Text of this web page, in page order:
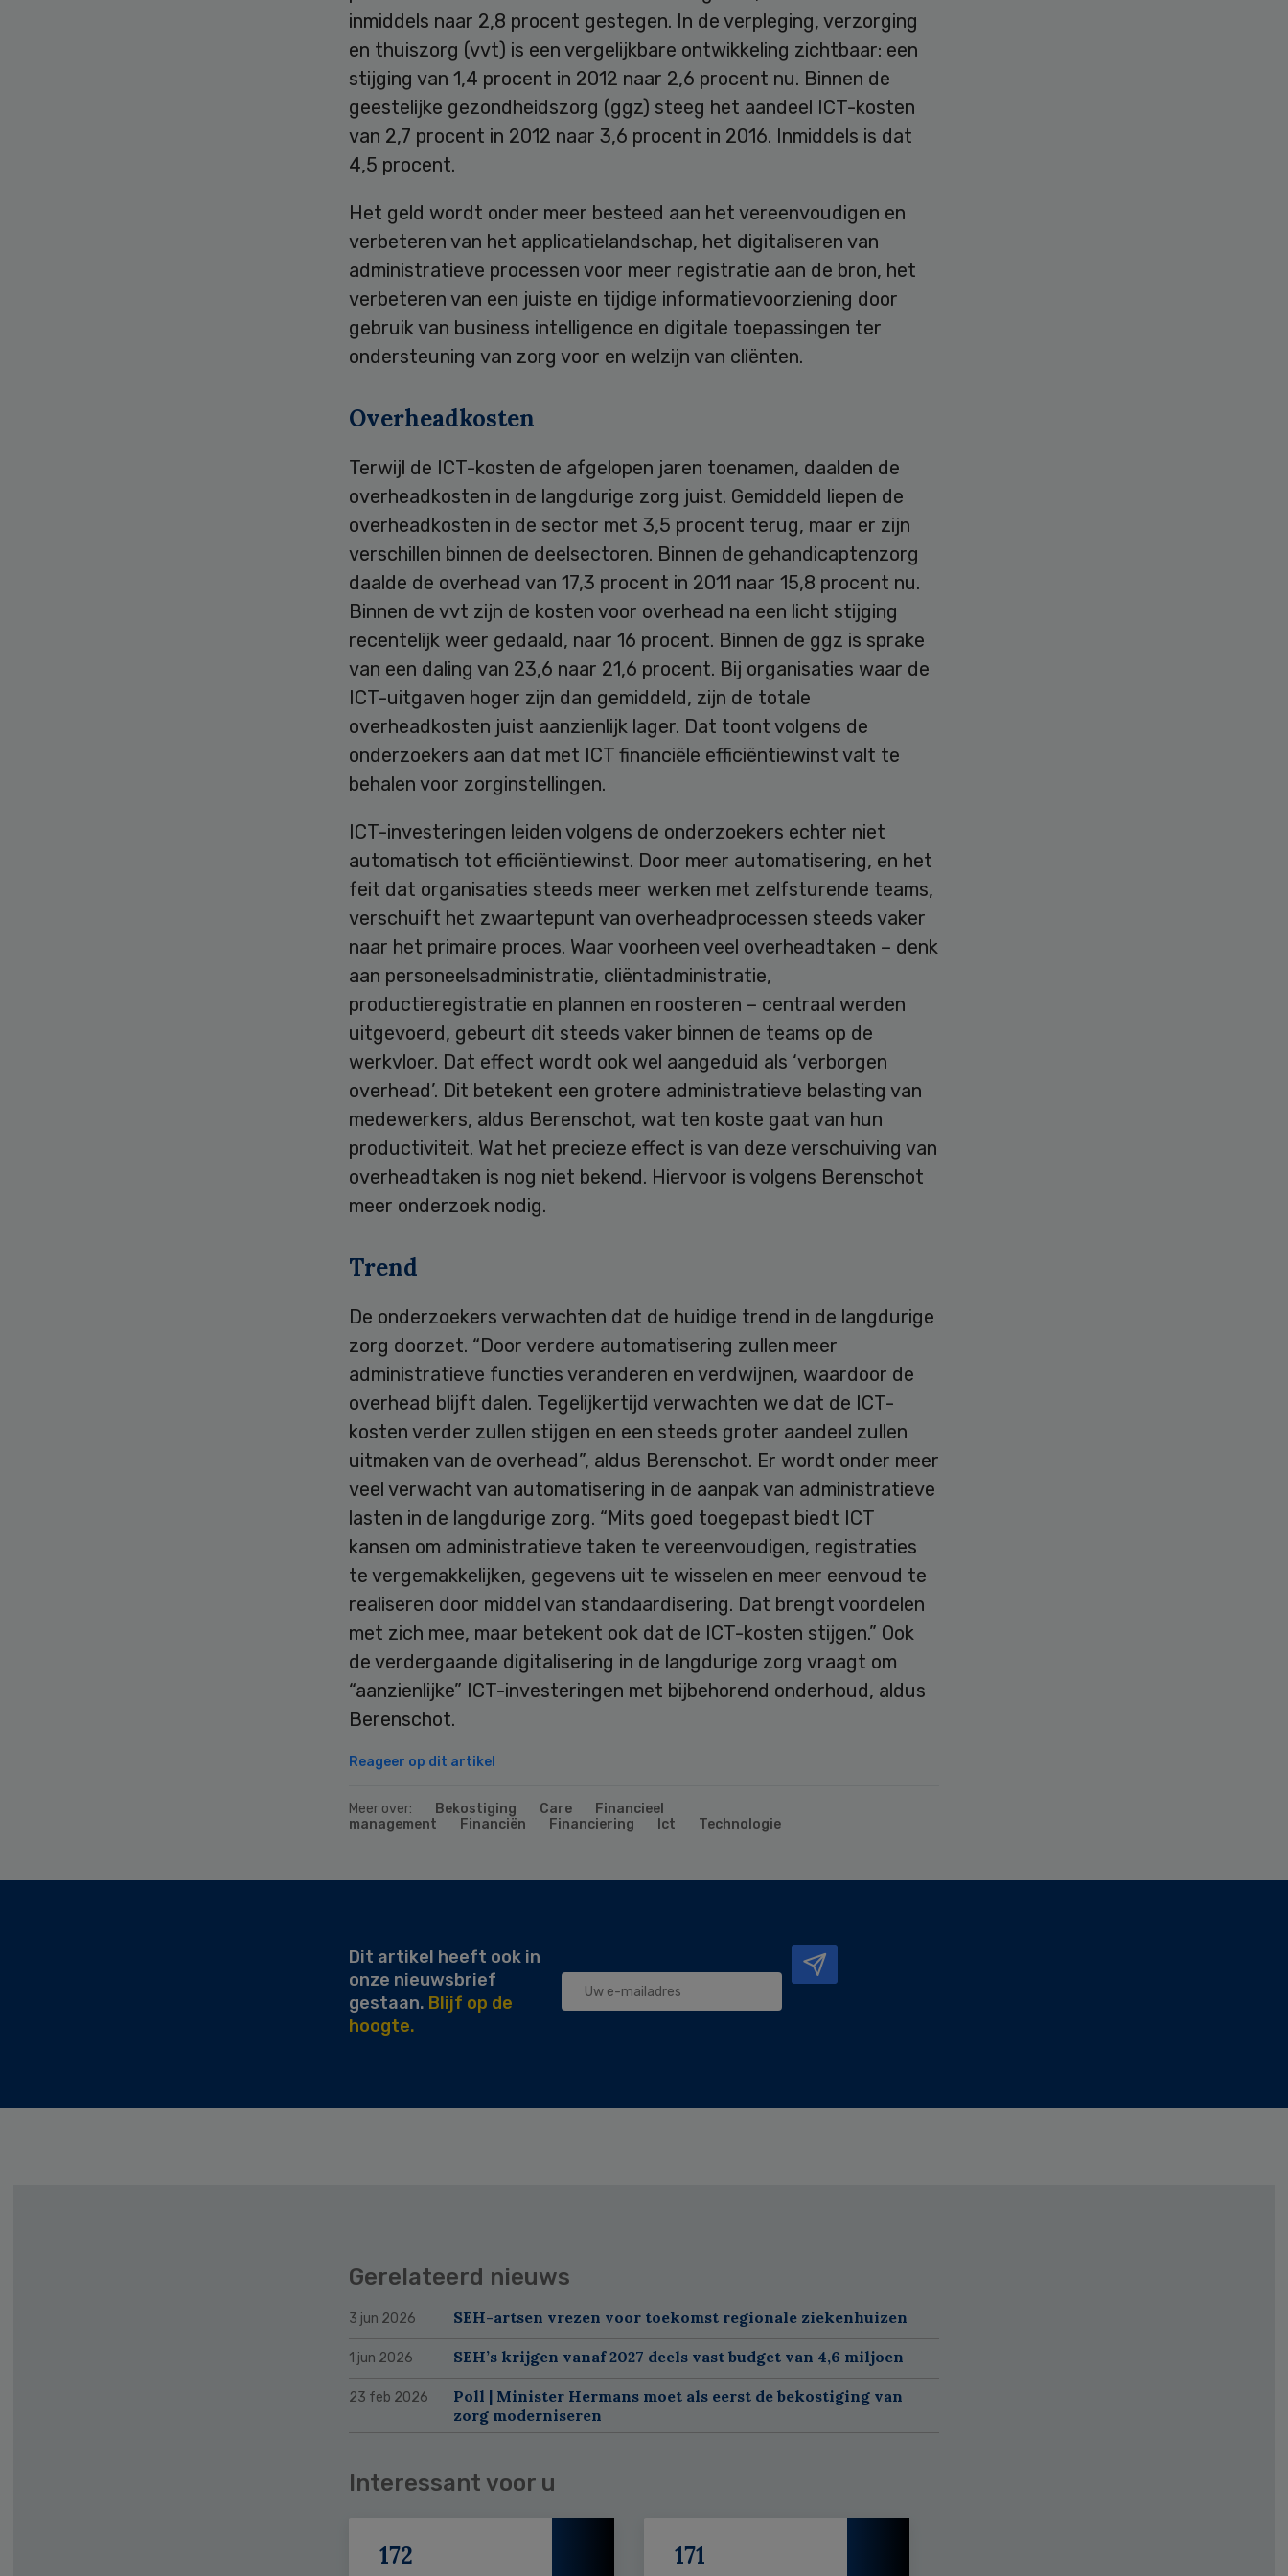
inmiddels naar 2,8 procent gestegen. In de verpleging, verzorging
en thuiszorg (vvt) is een vergelijkbare ontwikkeling zichtbaar: een
stijging van 1,4 procent in 2012 naar 2,6 procent nu. Binnen de
geestelijke gezondheidszorg (ggz) steeg het aandeel ICT-kosten
van 2,7 procent in 2012 naar 3,6 procent in 2016. Inmiddels is dat
4,5 procent.
Het geld wordt onder meer besteed aan het vereenvoudigen en
verbeteren van het applicatielandschap, het digitaliseren van
administratieve processen voor meer registratie aan de bron, het
verbeteren van een juiste en tijdige informatievoorziening door
gebruik van business intelligence en digitale toepassingen ter
ondersteuning van zorg voor en welzijn van cliënten.
Overheadkosten
Terwijl de ICT-kosten de afgelopen jaren toenamen, daalden de
overheadkosten in de langdurige zorg juist. Gemiddeld liepen de
overheadkosten in de sector met 3,5 procent terug, maar er zijn
verschillen binnen de deelsectoren. Binnen de gehandicaptenzorg
daalde de overhead van 17,3 procent in 2011 naar 15,8 procent nu.
Binnen de vvt zijn de kosten voor overhead na een licht stijging
recentelijk weer gedaald, naar 16 procent. Binnen de ggz is sprake
van een daling van 23,6 naar 21,6 procent. Bij organisaties waar de
ICT-uitgaven hoger zijn dan gemiddeld, zijn de totale
overheadkosten juist aanzienlijk lager. Dat toont volgens de
onderzoekers aan dat met ICT financiële efficiëntiewinst valt te
behalen voor zorginstellingen.
ICT-investeringen leiden volgens de onderzoekers echter niet
automatisch tot efficiëntiewinst. Door meer automatisering, en het
feit dat organisaties steeds meer werken met zelfsturende teams,
verschuift het zwaartepunt van overheadprocessen steeds vaker
naar het primaire proces. Waar voorheen veel overheadtaken – denk
aan personeelsadministratie, cliëntadministratie,
productieregistratie en plannen en roosteren – centraal werden
uitgevoerd, gebeurt dit steeds vaker binnen de teams op de
werkvloer. Dat effect wordt ook wel aangeduid als ‘verborgen
overhead’. Dit betekent een grotere administratieve belasting van
medewerkers, aldus Berenschot, wat ten koste gaat van hun
productiviteit. Wat het precieze effect is van deze verschuiving van
overheadtaken is nog niet bekend. Hiervoor is volgens Berenschot
meer onderzoek nodig.
Trend
De onderzoekers verwachten dat de huidige trend in de langdurige
zorg doorzet. “Door verdere automatisering zullen meer
administratieve functies veranderen en verdwijnen, waardoor de
overhead blijft dalen. Tegelijkertijd verwachten we dat de ICT-
kosten verder zullen stijgen en een steeds groter aandeel zullen
uitmaken van de overhead”, aldus Berenschot. Er wordt onder meer
veel verwacht van automatisering in de aanpak van administratieve
lasten in de langdurige zorg. “Mits goed toegepast biedt ICT
kansen om administratieve taken te vereenvoudigen, registraties
te vergemakkelijken, gegevens uit te wisselen en meer eenvoud te
realiseren door middel van standaardisering. Dat brengt voordelen
met zich mee, maar betekent ook dat de ICT-kosten stijgen.” Ook
de verdergaande digitalisering in de langdurige zorg vraagt om
“aanzienlijke” ICT-investeringen met bijbehorend onderhoud, aldus
Berenschot.
Reageer op dit artikel
Meer over: Bekostiging Care
Financieel
management
Financiën Financiering Ict Technologie
Dit artikel heeft ook in
onze nieuwsbrief
gestaan. Blijf op de
hoogte.
Gerelateerd nieuws
3 jun 2026 SEH-artsen vrezen voor toekomst regionale ziekenhuizen
1 jun 2026 SEH’s krijgen vanaf 2027 deels vast budget van 4,6 miljoen
23 feb 2026
Poll | Minister Hermans moet als eerst de bekostiging van
zorg moderniseren
Interessant voor u
172
171